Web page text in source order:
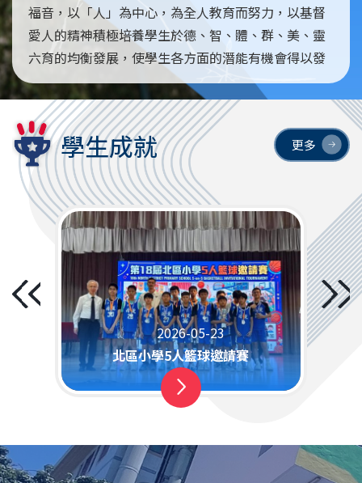
福音，以「人」為中心，為全人教育而努力，以基督
愛人的精神積極培養學生於德、智、體、群、美、靈
六育的均衡發展，使學生各方面的潛能有機會得以發
揮。
學生成就
2026-05-23
北區小學5人籃球邀請賽
更多